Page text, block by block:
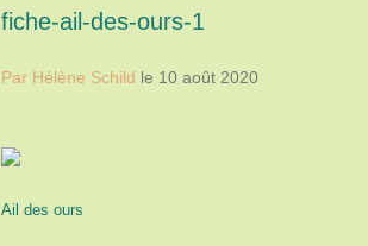
fiche-ail-des-ours-1
Par Hélène Schild le 10 août 2020
Ail des ours